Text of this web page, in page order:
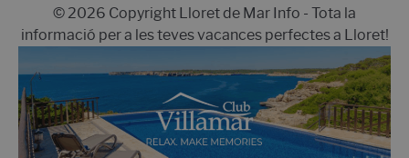
© 2026 Copyright Lloret de Mar Info - Tota la
informació per a les teves vacances perfectes a Lloret!